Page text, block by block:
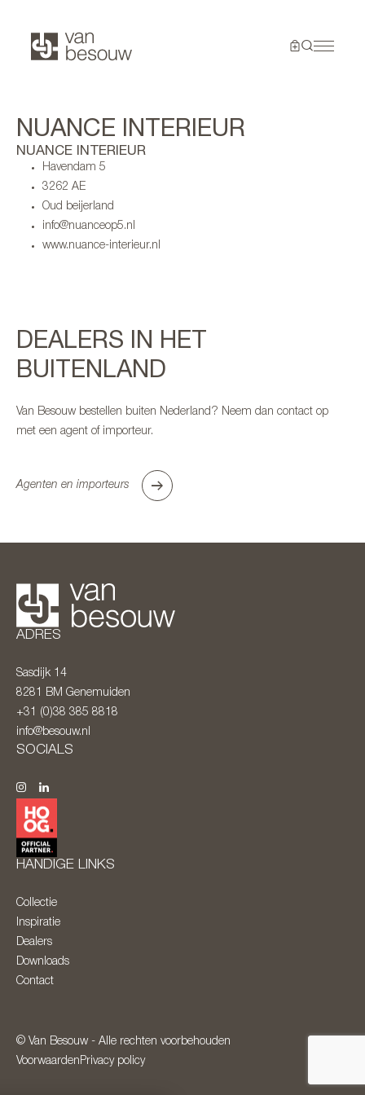
NUANCE INTERIEUR
NUANCE INTERIEUR
Havendam 5
3262 AE
Oud beijerland
info@nuanceop5.nl
www.nuance-interieur.nl
DEALERS IN HET
BUITENLAND
Van Besouw bestellen buiten Nederland? Neem dan contact op
met een agent of importeur.
Agenten en importeurs
ADRES
Sasdijk 14
8281 BM Genemuiden
+31 (0)38 385 8818
info@besouw.nl
SOCIALS
HANDIGE LINKS
Collectie
Inspiratie
Dealers
Downloads
Contact
© Van Besouw - Alle rechten voorbehouden
Voorwaarden Privacy policy